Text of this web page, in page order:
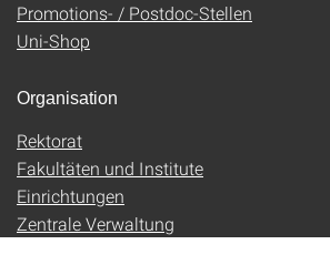
Promotions- / Postdoc-Stellen
Uni-Shop
Organisation
Rektorat
Fakultäten und Institute
Einrichtungen
Zentrale Verwaltung